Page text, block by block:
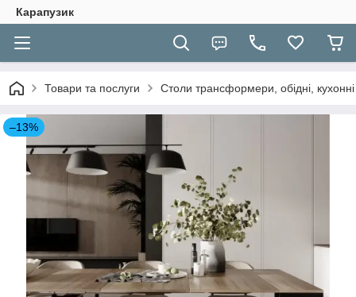
Карапузик
Товари та послуги Столи трансформери, обідні, кухонні
–13%